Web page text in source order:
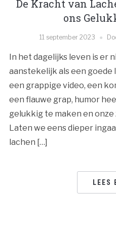
De Kracht van
ons
11 september 2023
In het dagelijks leven is er
aanstekelijk als een goede
een grappige video, een
een flauwe grap, humor
gelukkig te maken en
Laten we eens dieper
lachen […]
LEES